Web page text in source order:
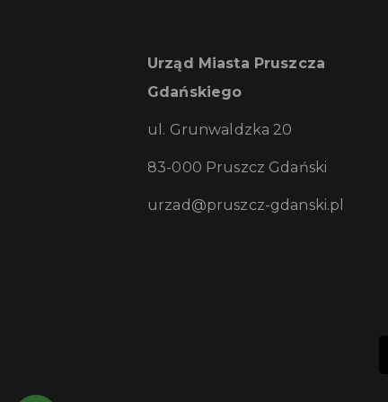
Urząd Miasta Pruszcza
Gdańskiego
ul. Grunwaldzka 20
83-000 Pruszcz Gdański
urzad@pruszcz-gdanski.pl